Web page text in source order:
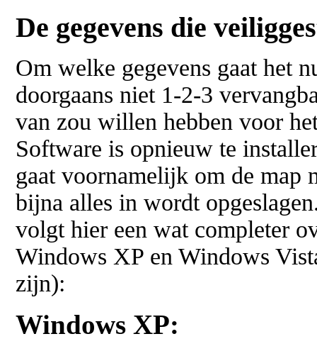
De gegevens die
Om welke gegevens gaat het
doorgaans niet 1-2-3
van zou willen hebben voor
Software is opnieuw te
gaat voornamelijk om de map
bijna alles in wordt
volgt hier een wat completer
Windows XP en Windows
zijn):
Windows XP: